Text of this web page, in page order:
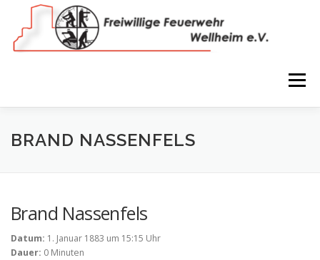
springen
Menü
NEWS VEREIN 150 JAHRE
COOKIE-RICHTLINIE (EU)
BRAND NASSENFELS
Brand Nassenfels
Datum: 1. Januar 1883 um 15:15 Uhr
Dauer: 0 Minuten